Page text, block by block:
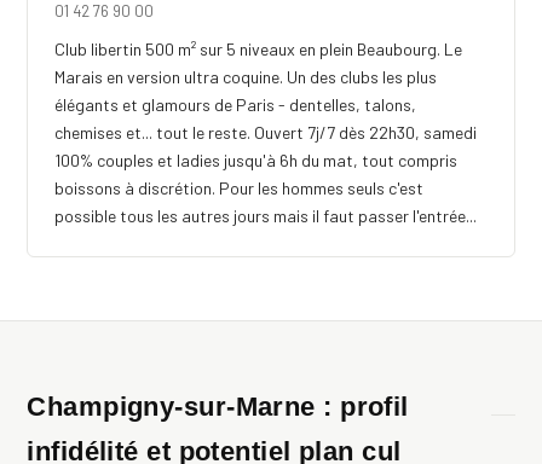
01 42 76 90 00
Club libertin 500 m² sur 5 niveaux en plein Beaubourg. Le
Marais en version ultra coquine. Un des clubs les plus
élégants et glamours de Paris - dentelles, talons,
chemises et... tout le reste. Ouvert 7j/7 dès 22h30, samedi
100% couples et ladies jusqu'à 6h du mat, tout compris
boissons à discrétion. Pour les hommes seuls c'est
possible tous les autres jours mais il faut passer l'entrée...
Champigny-sur-Marne : profil
infidélité et potentiel plan cul